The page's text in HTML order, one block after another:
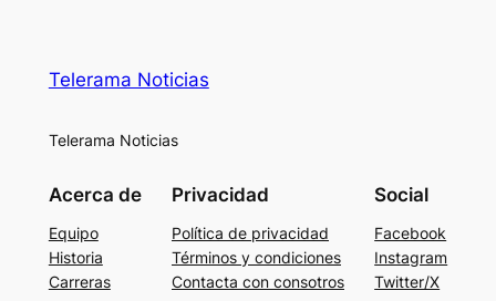
Telerama Noticias
Telerama Noticias
Acerca de
Equipo
Historia
Carreras
Privacidad
Política de privacidad
Términos y condiciones
Contacta con consotros
Social
Facebook
Instagram
Twitter/X